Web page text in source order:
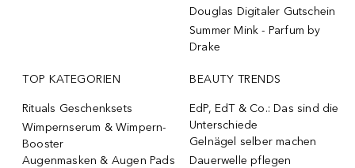
Douglas Digitaler Gutschein
Summer Mink - Parfum by
Drake
TOP KATEGORIEN
Rituals Geschenksets
Wimpernserum & Wimpern-
Booster
Augenmasken & Augen Pads
BEAUTY TRENDS
EdP, EdT & Co.: Das sind die
Unterschiede
Gelnägel selber machen
Dauerwelle pflegen